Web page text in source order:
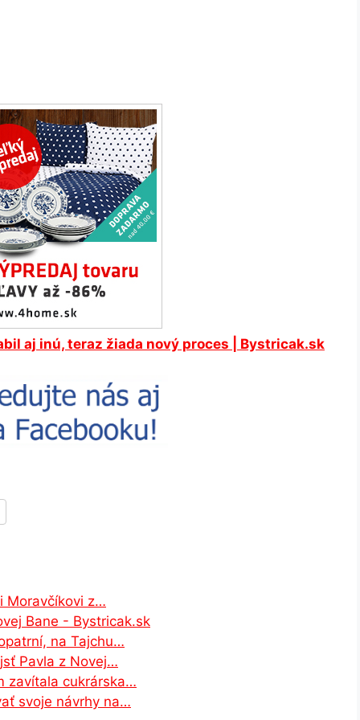
aj inú, teraz žiada nový proces | Bystricak.sk
Moravčíkovi z…
Bane - Bystricak.sk
na Tajchu…
Pavla z Novej…
zavítala cukrárska…
svoje návrhy na…